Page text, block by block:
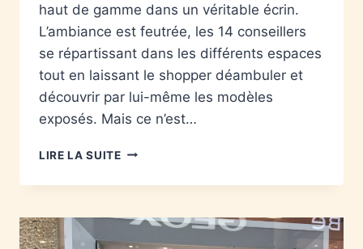
haut de gamme dans un véritable écrin.
L’ambiance est feutrée, les 14 conseillers
se répartissant dans les différents espaces
tout en laissant le shopper déambuler et
découvrir par lui-même les modèles
exposés. Mais ce n’est…
LIRE LA SUITE